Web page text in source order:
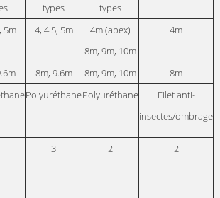
types
types
5m 4, 4.5, 5m
4m (apex)
8m, 9m, 10m
4m
8m, 9.6m 8m, 9m, 10m
8m
PolyuréthanePolyuréthane
Filet anti-
insectes/ombrage
3 2 2